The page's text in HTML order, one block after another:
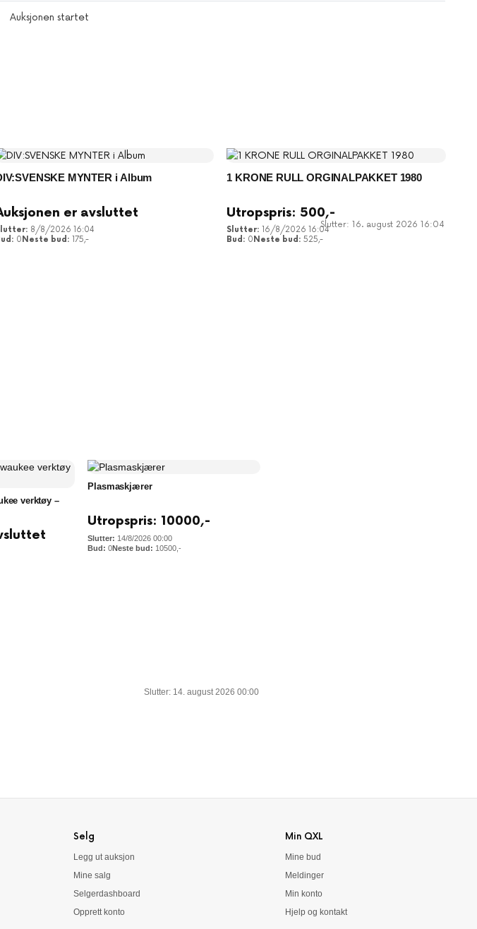
Auksjonen startet
MYNTER i Album
er avsluttet
8/8/2026 16:04
0
175,-
Slutter: 16. august 2026 16:04
1 KRONE RULL ORGINALPAKKET 1980
Utropspris: 500,-
16/8/2026 16:04
0
525,-
verktøy –
Slutter: 14. august 2026 00:00
Plasmaskjærer
Utropspris: 10000,-
14/8/2026 00:00
0
10500 ,-
Selg
Legg ut auksjon
Mine salg
Selgerdashboard
Opprett konto
Min QXL
Mine bud
Meldinger
Min konto
Hjelp og kontakt